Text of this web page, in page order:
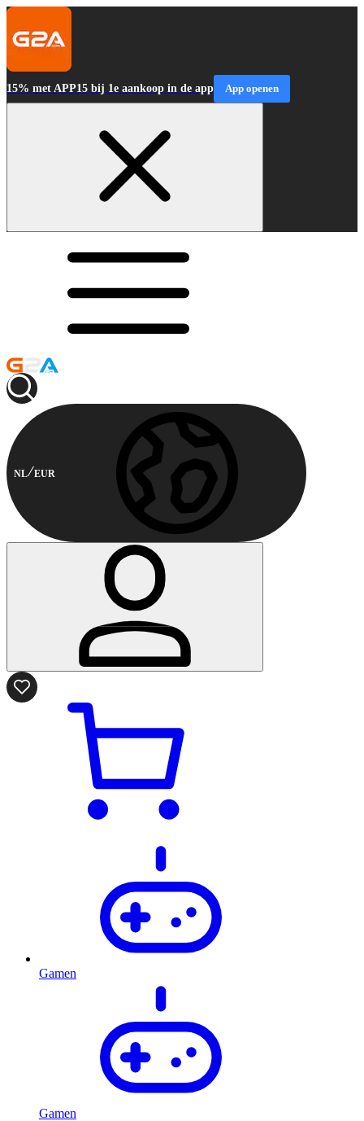
15% met APP15 bij 1e aankoop in de app App openen
NL EUR
Gamen
Gamen